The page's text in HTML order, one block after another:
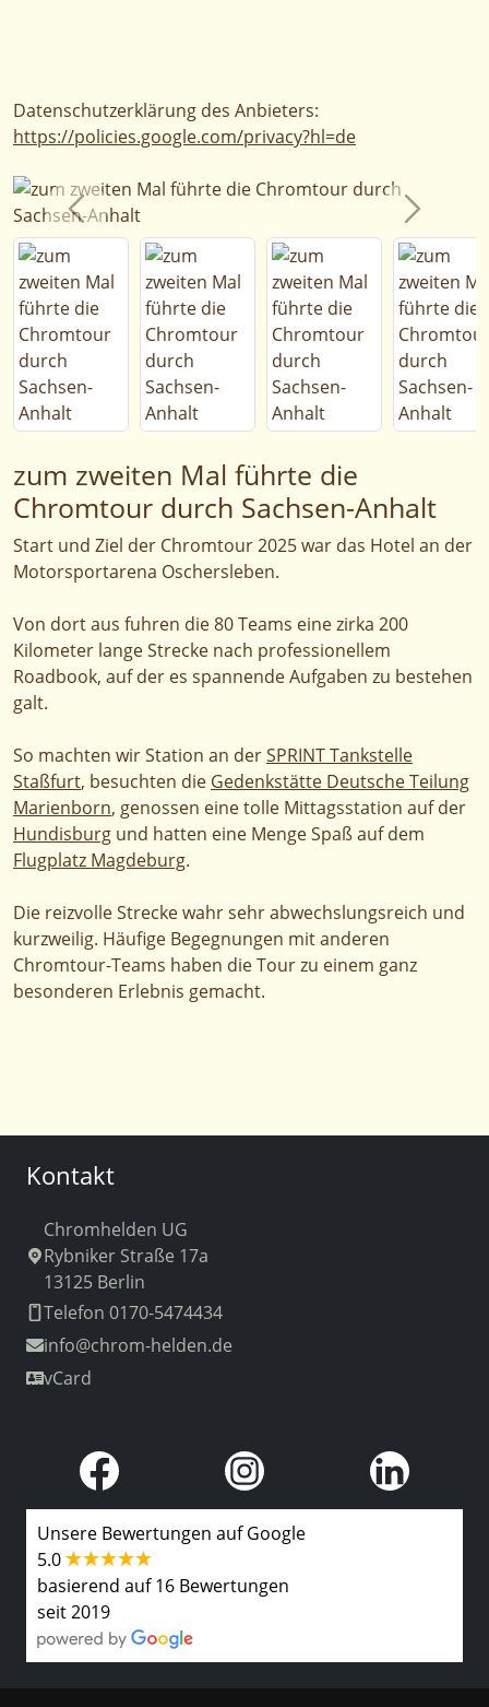
Datenschutzerklärung des Anbieters:
https://policies.google.com/privacy?hl=de
zum zweiten Mal führte die
Chromtour durch Sachsen-Anhalt
Start und Ziel der Chromtour 2025 war das Hotel an der
Motorsportarena Oschersleben.
Von dort aus fuhren die 80 Teams eine zirka 200
Kilometer lange Strecke nach professionellem
Roadbook, auf der es spannende Aufgaben zu bestehen
galt.
So machten wir Station an derSPRINT Tankstelle
Staßfurt, besuchten die Gedenkstätte Deutsche Teilung
Marienborn, genossen eine tolle Mittagsstation auf der
Hundisburg und hatten eine Menge Spaß auf dem
Flugplatz Magdeburg.
Die reizvolle Strecke wahr sehr abwechslungsreich und
kurzweilig. Häufige Begegnungen mit anderen
Chromtour-Teams haben die Tour zu einem ganz
besonderen Erlebnis gemacht.
Kontakt
Chromhelden UG
Rybniker Straße 17a
13125 Berlin
Telefon 0170-5474434
info@chrom-helden.de
vCard
Unsere Bewertungen auf Google
5.0
basierend auf 16 Bewertungen
seit 2019